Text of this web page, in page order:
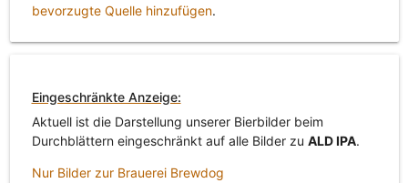
bevorzugte Quelle hinzufügen.
Eingeschränkte Anzeige:
Aktuell ist die Darstellung unserer Bierbilder beim
Durchblättern eingeschränkt auf alle Bilder zu ALD IPA.
Nur Bilder zur Brauerei Brewdog